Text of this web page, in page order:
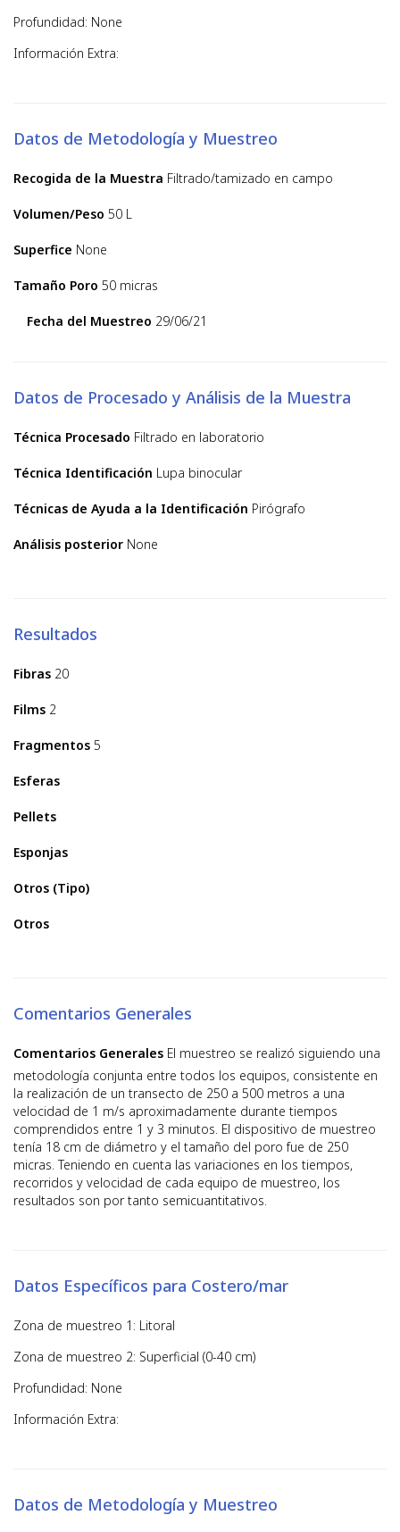
Profundidad: None
Información Extra:
Datos de Metodología y Muestreo
Recogida de la Muestra Filtrado/tamizado en campo
Volumen/Peso 50 L
Superfice None
Tamaño Poro 50 micras
Fecha del Muestreo 29/06/21
Datos de Procesado y Análisis de la Muestra
Técnica Procesado Filtrado en laboratorio
Técnica Identificación Lupa binocular
Técnicas de Ayuda a la Identificación Pirógrafo
Análisis posterior None
Resultados
Fibras 20
Films 2
Fragmentos 5
Esferas
Pellets
Esponjas
Otros (Tipo)
Otros
Comentarios Generales
Comentarios Generales El muestreo se realizó siguiendo una
metodología conjunta entre todos los equipos, consistente en
la realización de un transecto de 250 a 500 metros a una
velocidad de 1 m/s aproximadamente durante tiempos
comprendidos entre 1 y 3 minutos. El dispositivo de muestreo
tenía 18 cm de diámetro y el tamaño del poro fue de 250
micras. Teniendo en cuenta las variaciones en los tiempos,
recorridos y velocidad de cada equipo de muestreo, los
resultados son por tanto semicuantitativos.
Datos Específicos para Costero/mar
Zona de muestreo 1: Litoral
Zona de muestreo 2: Superficial (0-40 cm)
Profundidad: None
Información Extra:
Datos de Metodología y Muestreo